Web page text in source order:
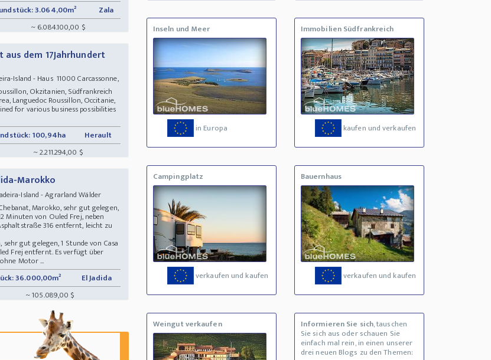
3.064,00m²
Zala
~ 6.084.100,00 $
dem 17Jahrhundert
Island - Haus 11000 Carcassonne,
Okzitanien, Südfrankreich
Languedoc Roussillon, Occitanie,
for various business possibilities
100,94ha
Herault
~ 2.211.294,00 $
Marokko
Island - Agrarland Wälder
Marokko, sehr gut gelegen,
Minuten von Ouled Frej, neben
316 entfernt, leicht zu
gut gelegen, 1 Stunde von Casa
Frej entfernt. Es verfügt über
Motor ...
36.000,00m²
El Jadida
~ 105.089,00 $
Inseln und Meer
in Europa
Immobilien Südfrankreich
kaufen und verkaufen
Campingplatz
verkaufen und kaufen
Bauernhaus
verkaufen und kaufen
Weingut verkaufen Informieren Sie sich, tauschen
Sie sich aus oder schauen Sie
einfach mal rein, in einen unserer
drei neuen Blogs zu den Themen: